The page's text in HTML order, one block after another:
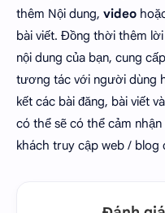
thêm Nội dung, video
bài viết. Đồng thời thêm
nội dung của bạn, cung
tương tác với người dùng
kết các bài đăng, bài viết
có thể sẽ có thể cảm
khách truy cập web / blog